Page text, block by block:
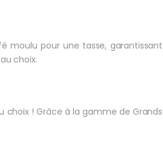
moulu pour une tasse, garantissant
choix.
choix ! Grâce à la gamme de Grands